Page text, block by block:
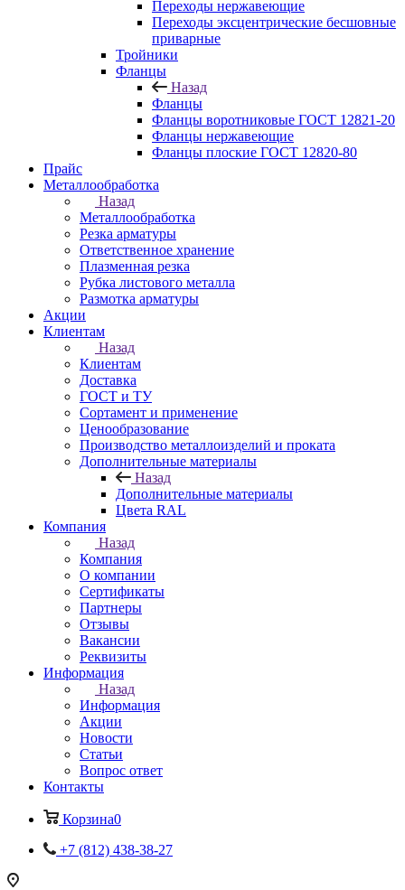
Переходы нержавеющие
Переходы эксцентрические бесшовные
приварные
Тройники
Фланцы
Назад
Фланцы
Фланцы воротниковые ГОСТ 12821-20
Фланцы нержавеющие
Фланцы плоские ГОСТ 12820-80
Прайс
Металлообработка
Назад
Металлообработка
Резка арматуры
Ответственное хранение
Плазменная резка
Рубка листового металла
Размотка арматуры
Акции
Клиентам
Назад
Клиентам
Доставка
ГОСТ и ТУ
Сортамент и применение
Ценообразование
Производство металлоизделий и проката
Дополнительные материалы
Назад
Дополнительные материалы
Цвета RAL
Компания
Назад
Компания
О компании
Сертификаты
Партнеры
Отзывы
Вакансии
Реквизиты
Информация
Назад
Информация
Акции
Новости
Статьи
Вопрос ответ
Контакты
Корзина0
+7 (812) 438-38-27